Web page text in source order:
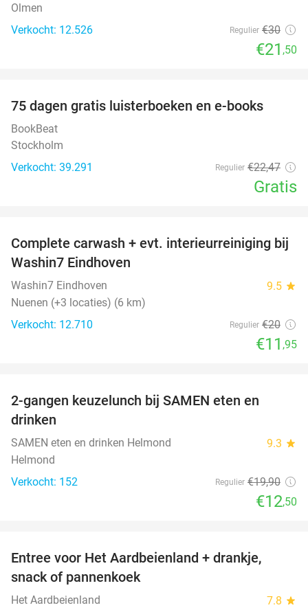
Olmen
Verkocht: 12.526
Regulier €30
€21 ,50
75 dagen gratis luisterboeken en e-books
BookBeat
Stockholm
Verkocht: 39.291
Regulier €22,47
Gratis
40%
Complete carwash + evt. interieurreiniging bij
Washin7 Eindhoven
Washin7 Eindhoven 9.5 star
Nuenen (+3 locaties) (6 km)
Verkocht: 12.710
Regulier €20
€11 ,95
2-gangen keuzelunch bij SAMEN eten en
drinken
SAMEN eten en drinken Helmond 9.3 star
Helmond
Verkocht: 152
Regulier €19,90
€12,50
Entree voor Het Aardbeienland + drankje,
snack of pannenkoek
Het Aardbeienland 7.8 star